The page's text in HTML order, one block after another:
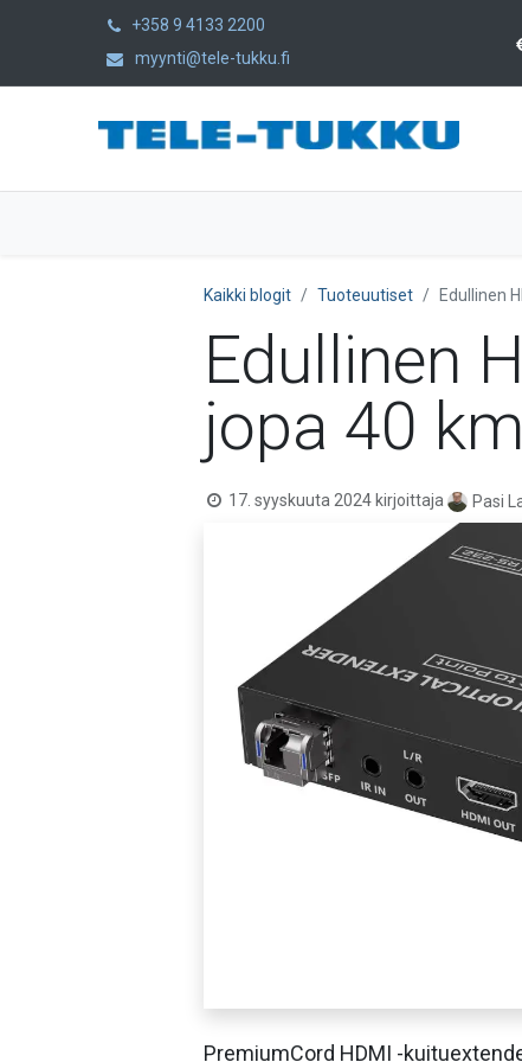
+358 9 4133 2200
myynti@tele-tukku.fi
Kaikki blogit Tuoteuutiset Edullinen
Edullinen
jopa 40
17. syyskuuta 2024 kirjoittaja Pasi
PremiumCord HDMI -